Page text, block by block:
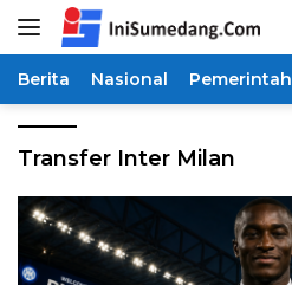
Langsung
Berita Nasional Pemerintah
Transfer Inter Milan